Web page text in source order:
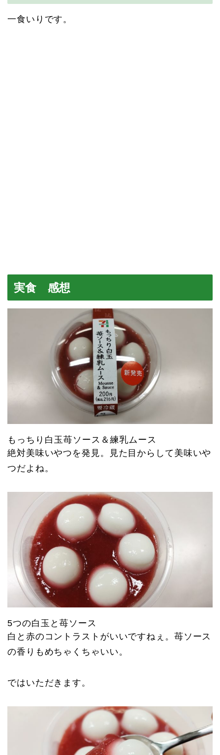
一食いりです。
実食 感想
もっちり白玉苺ソース＆練乳ムース
絶対美味いやつを発見。見た目からして美味いや
つだよね。
5つの白玉と苺ソース
白と赤のコントラストがいいですねぇ。苺ソース
の香りもめちゃくちゃいい。
ではいただきます。